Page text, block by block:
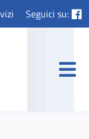
Seguici su: